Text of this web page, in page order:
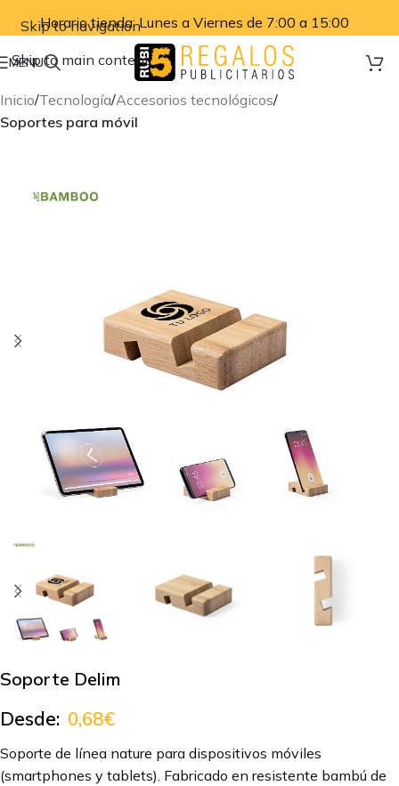
Skip to navigation
Skip to main content
Horario tienda: Lunes a Viernes de 7:00 a 15:00
MENU
Inicio Tecnología Accesorios tecnológicos
Soportes para móvil
Soporte Delim
Desde: 0,68€
Soporte de línea nature para dispositivos móviles
(smartphones y tablets). Fabricado en resistente bambú de